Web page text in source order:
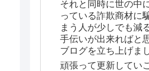
それと同時に世の中
っている詐欺商材に
まう人が少しでも減
手伝いが出来ればと
ブログを立ち上げま
頑張って更新してい